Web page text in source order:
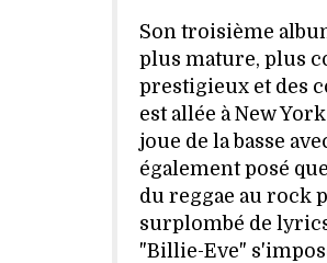
Son troisième
plus mature, plus
prestigieux et des
est allée à New
joue de la basse
également posé
du reggae au rock
surplombé de
"Billie-Eve"